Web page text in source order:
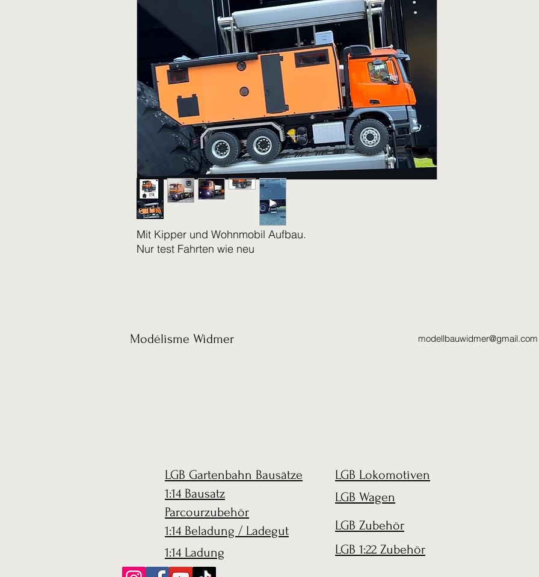
Mit Kipper und Wohnmobil Aufbau.
Nur test Fahrten wie neu
Modélisme Widmer modellbauwidmer@gmail.com
LGB Gartenbahn Bausätze
1:14 Bausatz
Parcourzubehör
1:14 Beladung / Ladegut
1:14 Ladung
LGB Lokomotiven
LGB Wagen
LGB Zubehör
LGB 1:22 Zubehör